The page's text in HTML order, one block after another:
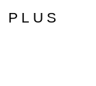
PLUS